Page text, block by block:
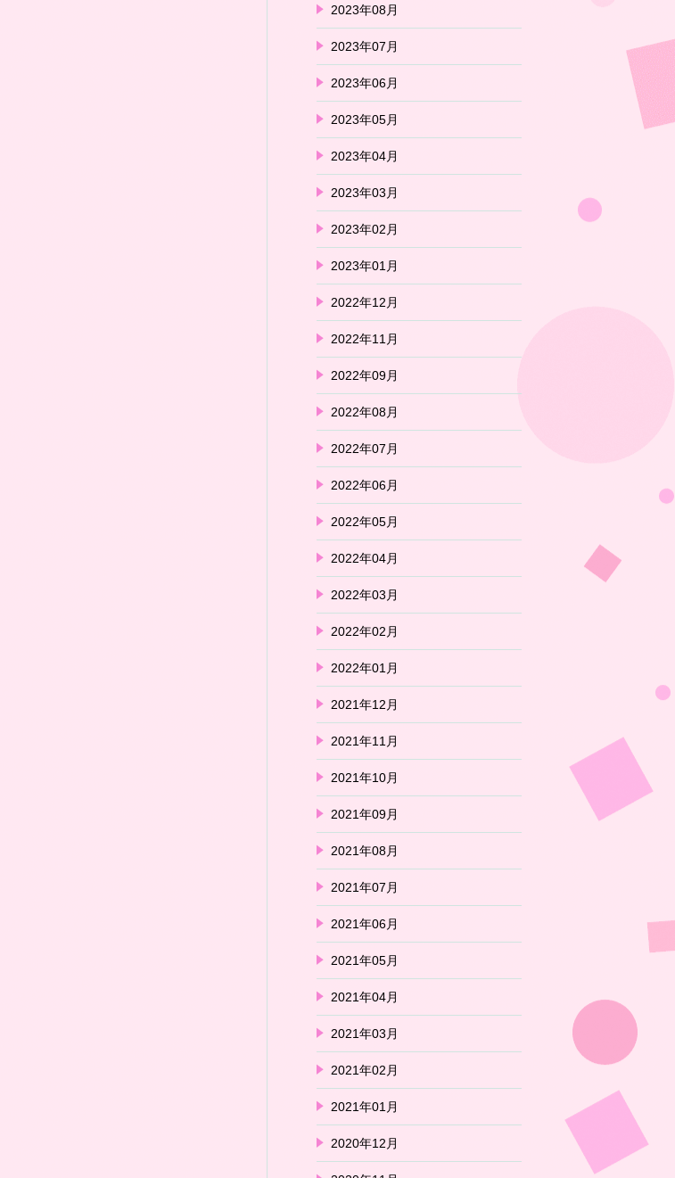
2023年08月
2023年07月
2023年06月
2023年05月
2023年04月
2023年03月
2023年02月
2023年01月
2022年12月
2022年11月
2022年09月
2022年08月
2022年07月
2022年06月
2022年05月
2022年04月
2022年03月
2022年02月
2022年01月
2021年12月
2021年11月
2021年10月
2021年09月
2021年08月
2021年07月
2021年06月
2021年05月
2021年04月
2021年03月
2021年02月
2021年01月
2020年12月